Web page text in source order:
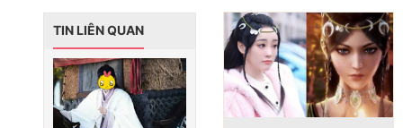
TIN LIÊN QUAN